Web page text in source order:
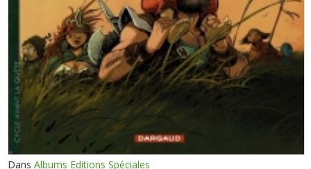
DansAlbums Editions Spéciales